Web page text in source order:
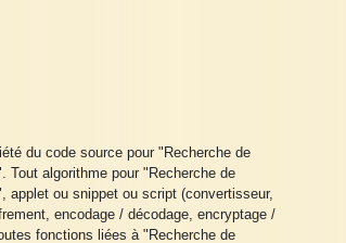
du code source pour "Recherche de
Tout algorithme pour "Recherche de
applet ou snippet ou script (convertisseur,
encodage / décodage, encryptage /
fonctions liées à "Recherche de